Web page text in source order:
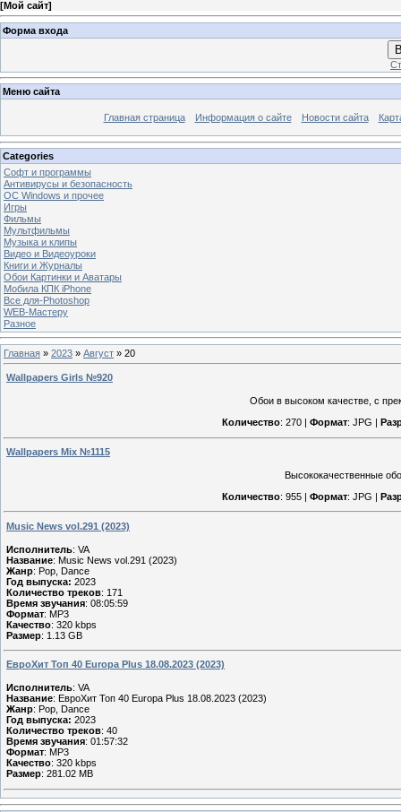
[Мой сайт]
Форма входа
Меню сайта
Главная страница Информация о сайте Новости сайта
Categories
Софт и программы
Антивирусы и безопасность
OC Windows и прочее
Игры
Фильмы
Мультфильмы
Музыка и клипы
Видео и Видеоуроки
Книги и Журналы
Обои Картинки и Аватары
Мобила КПК iPhone
Все для-Photoshop
WEB-Мастеру
Разное
Главная » 2023 » Август » 20
Wallpapers Girls №920
Обои в высоком качестве, с
Количество: 270 | Формат: JPG |
Wallpapers Mix №1115
Высококачественные
Количество: 955 | Формат: JPG |
Music News vol.291 (2023)
Исполнитель: VA
Название: Music News vol.291 (2023)
Жанр: Pop, Dance
Год выпуска: 2023
Количество треков: 171
Время звучания: 08:05:59
Формат: MP3
Качество: 320 kbps
Размер: 1.13 GB
ЕвроХит Топ 40 Europa Plus 18.08.2023 (2023)
Исполнитель: VA
Название: ЕвроХит Топ 40 Europa Plus 18.08.2023 (2023)
Жанр: Pop, Dance
Год выпуска: 2023
Количество треков: 40
Время звучания: 01:57:32
Формат: MP3
Качество: 320 kbps
Размер: 281.02 MB